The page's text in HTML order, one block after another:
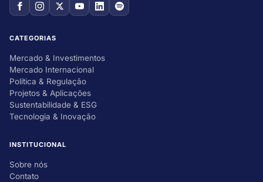
CATEGORIAS
Mercado & Investimentos
Mercado Internacional
Política & Regulação
Projetos & Aplicações
Sustentabilidade & ESG
Tecnologia & Inovação
INSTITUCIONAL
Sobre nós
Contato